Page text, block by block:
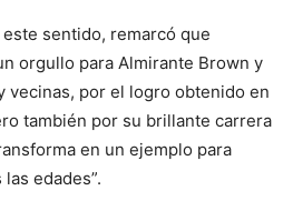
sentido, remarcó que
orgullo para Almirante Brown y
vecinas, por el logro obtenido en
también por su brillante carrera
en un ejemplo para
edades”.